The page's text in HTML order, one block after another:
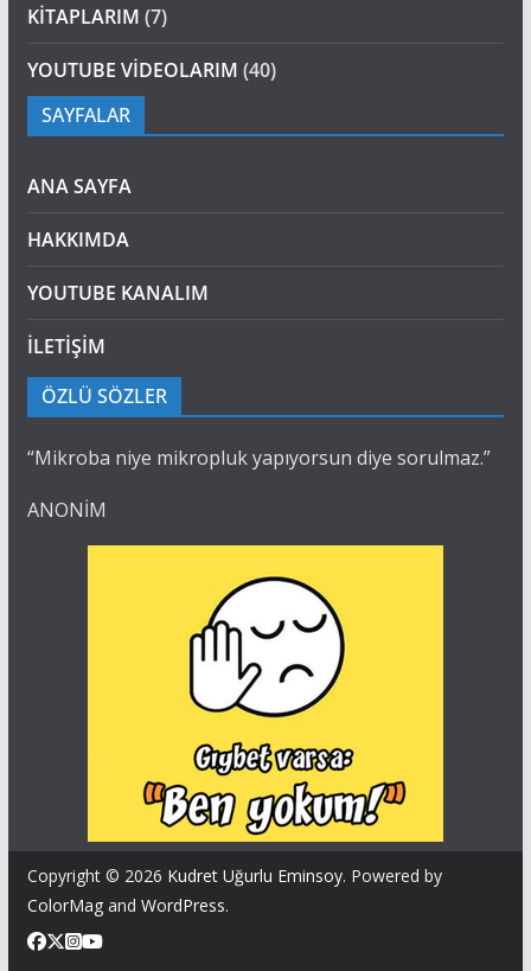
KİTAPLARIM (7)
YOUTUBE VİDEOLARIM (40)
SAYFALAR
ANA SAYFA
HAKKIMDA
YOUTUBE KANALIM
İLETİŞİM
ÖZLÜ SÖZLER
“Mikroba niye mikropluk yapıyorsun diye sorulmaz.”
ANONİM
Copyright © 2026 Kudret Uğurlu Eminsoy. Powered by
ColorMagand WordPress.